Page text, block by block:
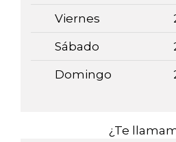
Viernes
Sábado
Domingo
¿Te